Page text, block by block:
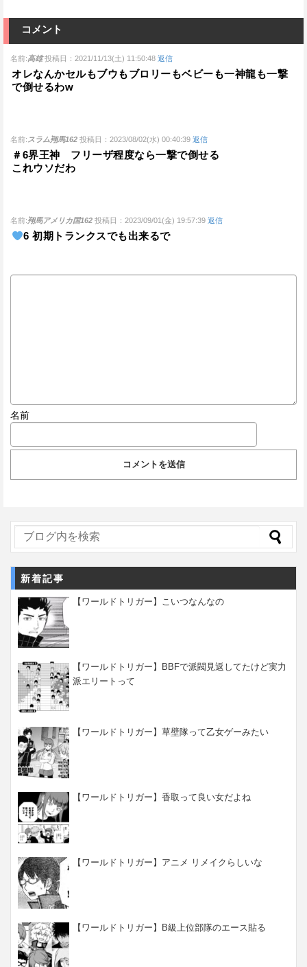
コメント
名前:高雄 投稿日：2021/11/13(土) 11:50:48 返信
オレなんかセルもブウもブロリーもベビーも一神龍も一撃
で倒せるわw
名前: スラム翔馬162 投稿日：2023/08/02(水) 00:40:39 返信
＃6界王神 フリーザ程度なら一撃で倒せる
これウソだわ
名前:翔馬アメリカ国162 投稿日：2023/09/01(金) 19:57:39 返信
6 初期トランクスでも出来るで
名前
新着記事
【ワールドトリガー】こいつなんなの
【ワールドトリガー】BBFで派閥見返してたけど実力
派エリートって
【ワールドトリガー】草壁隊って乙女ゲーみたい
【ワールドトリガー】香取って良い女だよね
【ワールドトリガー】アニメ リメイクらしいな
【ワールドトリガー】B級上位部隊のエース貼る